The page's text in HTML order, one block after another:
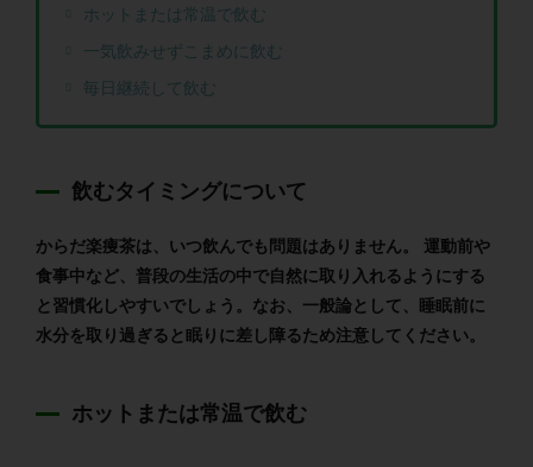
ホットまたは常温で飲む
一気飲みせずこまめに飲む
毎日継続して飲む
飲むタイミングについて
からだ楽痩茶は、いつ飲んでも問題はありません。 運動前や
食事中など、普段の生活の中で自然に取り入れるようにする
と習慣化しやすいでしょう。なお、一般論として、睡眠前に
水分を取り過ぎると眠りに差し障るため注意してください。
ホットまたは常温で飲む